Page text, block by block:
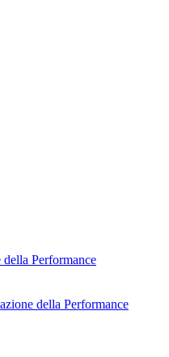
della Performance
della Performance